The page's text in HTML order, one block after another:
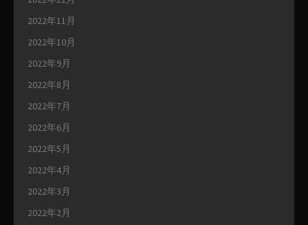
2022年11月
2022年10月
2022年9月
2022年8月
2022年7月
2022年6月
2022年5月
2022年4月
2022年3月
2022年2月